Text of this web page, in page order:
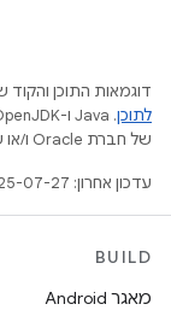
דוגמאות התוכן
לתוכן
של חברת Oracle ו/או של השותפים העצמאיים שלה.
עדכון אחרון: 2025-07-27 (שעון UTC).
BUILD
מאגר Android